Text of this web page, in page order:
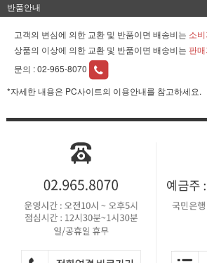
반품안내
고객의 변심에 의한 교환 및 반품이면 배송비는 소
상품의 이상에 의한 교환 및 반품이면 배송비는 판
문의 :02-965-8070
*자세한 내용은 PC사이트의 이용안내를 참고하세요.